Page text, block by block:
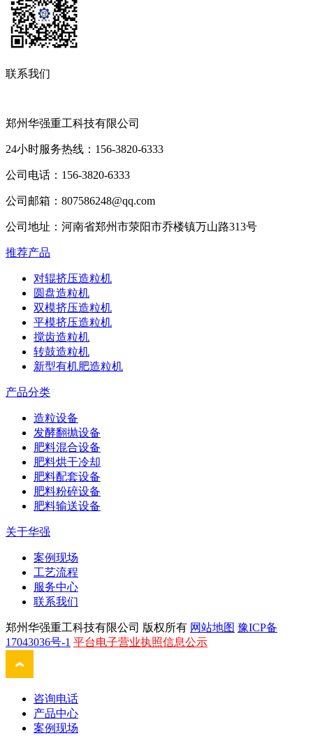
联系我们
郑州华强重工科技有限公司
24小时服务热线：156-3820-6333
公司电话：156-3820-6333
公司邮箱：807586248@qq.com
公司地址：河南省郑州市荥阳市乔楼镇万山路313号
推荐产品
对辊挤压造粒机
圆盘造粒机
双模挤压造粒机
平模挤压造粒机
搅齿造粒机
转鼓造粒机
新型有机肥造粒机
产品分类
造粒设备
发酵翻抛设备
肥料混合设备
肥料烘干冷却
肥料配套设备
肥料粉碎设备
肥料输送设备
关于华强
案例现场
工艺流程
服务中心
联系我们
郑州华强重工科技有限公司 版权所有 网站地图 豫ICP备
17043036号-1 平台电子营业执照信息公示
咨询电话
产品中心
案例现场